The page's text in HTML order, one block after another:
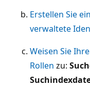
Erstellen Sie
verwaltete
Weisen Sie
Rollen zu: